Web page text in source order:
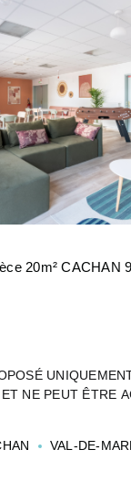
20m² CACHAN
NE PEUT ÊTRE
STUDIO DE 20
- NEXITY STUDEA
VAL-DE-